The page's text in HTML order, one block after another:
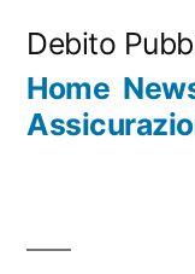
contenuto
Debito
Home